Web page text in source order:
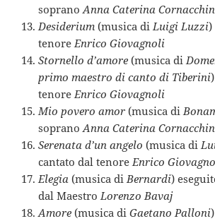
sopranoAnna Caterina
Desiderium(musica di Luigi Luzzi)
tenore Enrico Giovagnoli
Stornello d’amore (musica di
primo maestro di canto di Tiberini
tenore Enrico Giovagnoli
Mio povero amor (musica di
sopranoAnna Caterina
Serenata d’un angelo (musica di
cantato dal tenore Enrico
Elegia(musica di Bernardi)
dal Maestro Lorenzo Bavaj
Amore(musica diGaetano Palloni